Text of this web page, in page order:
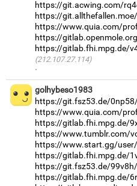
https://git.acwing.com/
https://
https://www.quia.com/
https://
https://gitlab.fhi.mpg.de/
(212.107.27.114)
·
golhybeso1983
https://git.fsz53.de/
https://www.quia.com/
https://gitlab.fhi.mpg.de/
https://www.tumblr.com/
https://www.start.gg/
https://gitlab.fhi.mpg.de/
https://git.fsz53.de/
https://gitlab.fhi.mpg.de/